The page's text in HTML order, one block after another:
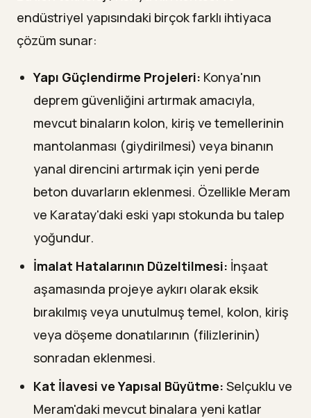
endüstriyel yapısındaki birçok farklı ihtiyaca
çözüm sunar:
Yapı Güçlendirme Projeleri: Konya'nın
deprem güvenliğini artırmak amacıyla,
mevcut binaların kolon, kiriş ve temellerinin
mantolanması (giydirilmesi) veya binanın
yanal direncini artırmak için yeni perde
beton duvarların eklenmesi. Özellikle Meram
ve Karatay'daki eski yapı stokunda bu talep
yoğundur.
İmalat Hatalarının Düzeltilmesi: İnşaat
aşamasında projeye aykırı olarak eksik
bırakılmış veya unutulmuş temel, kolon, kiriş
veya döşeme donatılarının (filizlerinin)
sonradan eklenmesi.
Kat İlavesi ve Yapısal Büyütme: Selçuklu ve
Meram'daki mevcut binalara yeni katlar